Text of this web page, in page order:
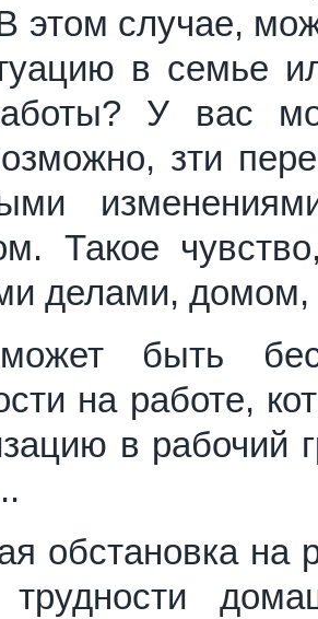
этом случае,
в семье
У вас
зти
Такое
делами, домом,
быть
на работе,
в рабочий
обстановка на